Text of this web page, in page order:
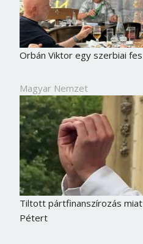
Orbán Viktor egy szerbiai
Magyar Nemzet
Tiltott pártfinanszírozás
Pétert